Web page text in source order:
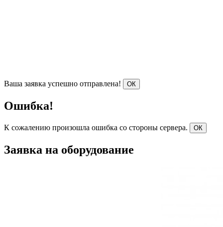
Ваша заявка успешно отправлена! ОК
Ошибка!
К сожалению произошла ошибка со стороны сервера. ОК
Заявка на оборудование